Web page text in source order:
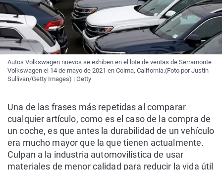
Autos Volkswagen nuevos se exhiben en el lote de ventas de Serramonte
Volkswagen el 14 de mayo de 2021 en Colma, California.(Foto por Justin
Sullivan/Getty Images) | Getty
Una de las frases más repetidas al comparar
cualquier artículo, como es el caso de la compra de
un coche, es que antes la durabilidad de un vehículo
era mucho mayor que la que tienen actualmente.
Culpan a la industria automovilística de usar
materiales de menor calidad para reducir la vida útil